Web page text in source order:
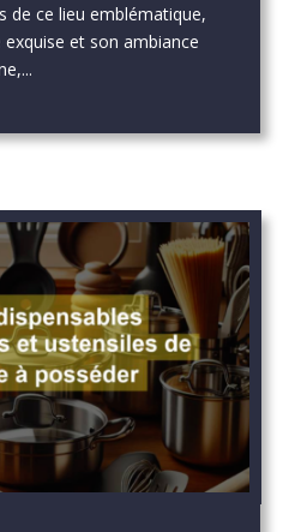
de ce lieu emblématique,
et son ambiance